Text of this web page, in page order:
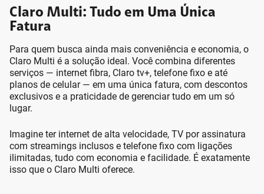
Claro Multi: Tudo em Uma Única
Fatura
Para quem busca ainda mais conveniência e economia, o
Claro Multi é a solução ideal. Você combina diferentes
serviços — internet fibra, Claro tv+, telefone fixo e até
planos de celular — em uma única fatura, com descontos
exclusivos e a praticidade de gerenciar tudo em um só
lugar.
Imagine ter internet de alta velocidade, TV por assinatura
com streamings inclusos e telefone fixo com ligações
ilimitadas, tudo com economia e facilidade. É exatamente
isso que o Claro Multi oferece.